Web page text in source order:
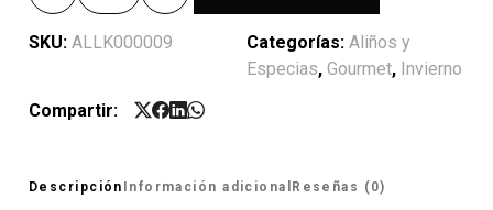
SKU: ALLK000009 Categorías: Aliños y
Especias, Gourmet, Invierno
Compartir:
Descripción Información adicional Reseñas (0)